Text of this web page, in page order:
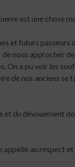
est une chose
et futurs
nous approcher
On a pu voir les
de nos anciens
et du dévouement
au respect et